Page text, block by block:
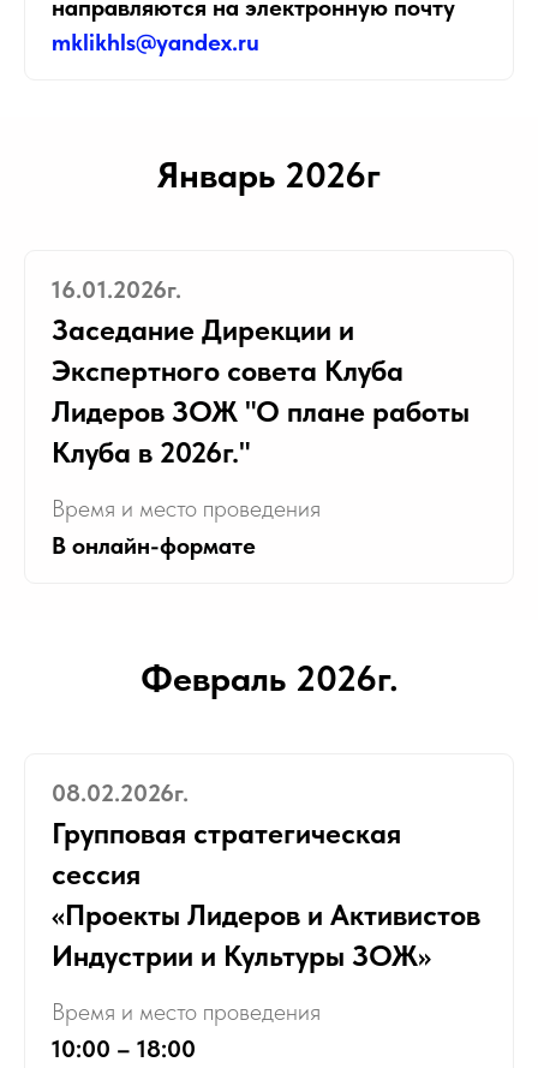
направляются на электронную почту
mklikhls@yandex.ru
Январь 2026г
16.01.2026г.
Заседание Дирекции и
Экспертного совета Клуба
Лидеров ЗОЖ "О плане работы
Клуба в 2026г."
Время и место проведения
В онлайн-формате
Февраль 2026г.
08.02.2026г.
Групповая стратегическая
сессия
«Проекты Лидеров и Активистов
Индустрии и Культуры ЗОЖ»
Время и место проведения
10:00 – 18:00